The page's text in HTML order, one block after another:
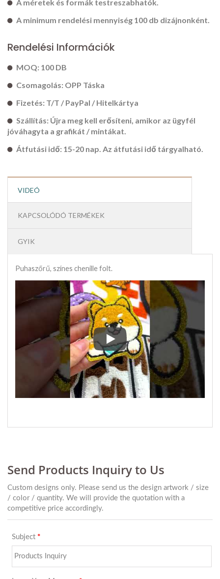
A méretek és formák testreszabhatók.
A minimum rendelési mennyiség 100 db dizájnonként.
Rendelési Információk
MOQ: 100 DB
Csomagolás: OPP Táska
Fizetés: T/T / PayPal / Hitelkártya
Szállítás: Újra meg kell erősíteni, amikor az ügyfél
jóváhagyta a grafikát / mintákat.
Átfutási idő: 15-20 nap. Az átfutási idő tárgyalható.
VIDEÓ
KAPCSOLÓDÓ TERMÉKEK
GYIK
Puhaszőrű, színes chenille folt.
Puhaszőrű, színes chenille folt.